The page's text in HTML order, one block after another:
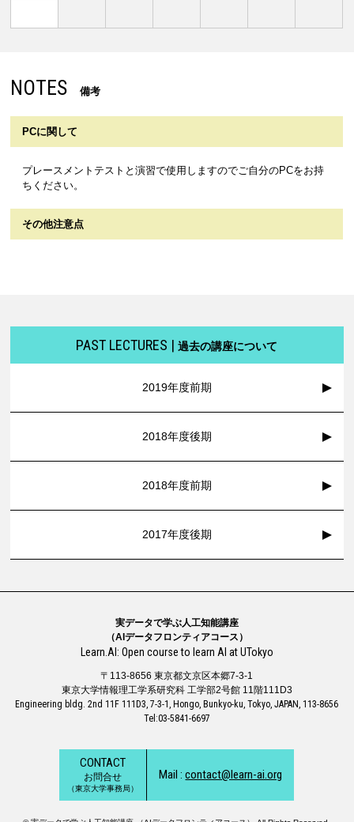
NOTES 備考
PCに関して
プレースメントテストと演習で使用しますのでご自分のPCをお持
ちください。
その他注意点
PAST LECTURES |過去の講座について
2019年度前期
2018年度後期
2018年度前期
2017年度後期
実データで学ぶ人工知能講座
（AIデータフロンティアコース）
Learn.AI: Open course to learn AI at UTokyo
〒113-8656 東京都文京区本郷7-3-1
東京大学情報理工学系研究科 工学部2号館 11階111D3
Engineering bldg. 2nd 11F 111D3, 7-3-1, Hongo, Bunkyo-ku, Tokyo, JAPAN, 113-8656
Tel:03-5841-6697
CONTACT
お問合せ
（東京大学事務局）
Mail :contact@learn-ai.org